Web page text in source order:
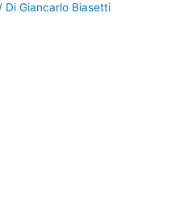
Di Giancarlo Biasetti